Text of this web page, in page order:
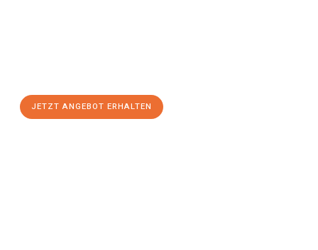
JETZT ANGEBOT ERHALTEN